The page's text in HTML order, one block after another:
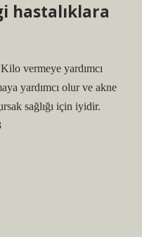
hastalıklara
vermeye yardımcı
yardımcı olur ve akne
sağlığı için iyidir.